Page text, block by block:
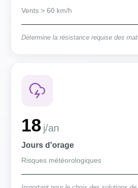
Vents > 60 km/h
Détermine la résistance requise des
18 j/an
Jours d'orage
Risques météorologiques